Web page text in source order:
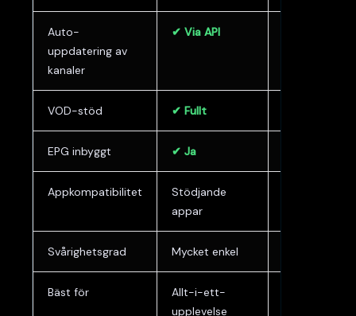
Auto-
uppdatering av
kanaler
✔ Via API
VOD-stöd ✔ Fullt
EPG inbyggt ✔ Ja
Appkompatibilitet
Stödjande
appar
Svårighetsgrad Mycket enkel
Bäst för
Allt-i-ett-
upplevelse